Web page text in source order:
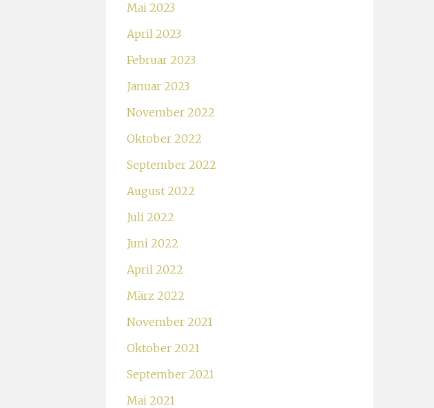
Mai 2023
April 2023
Februar 2023
Januar 2023
November 2022
Oktober 2022
September 2022
August 2022
Juli 2022
Juni 2022
April 2022
März 2022
November 2021
Oktober 2021
September 2021
Mai 2021